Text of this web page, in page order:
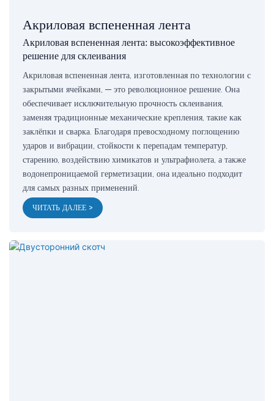
Акриловая вспененная лента
Акриловая вспененная лента: высокоэффективное
решение для склеивания
Акриловая вспененная лента, изготовленная по технологии с
закрытыми ячейками, — это революционное решение. Она
обеспечивает исключительную прочность склеивания,
заменяя традиционные механические крепления, такие как
заклёпки и сварка. Благодаря превосходному поглощению
ударов и вибрации, стойкости к перепадам температур,
старению, воздействию химикатов и ультрафиолета, а также
водонепроницаемой герметизации, она идеально подходит
для самых разных применений.
ЧИТАТЬ ДАЛЕЕ >